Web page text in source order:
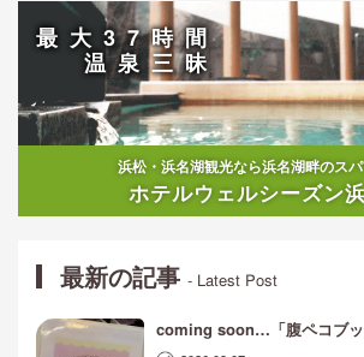
最大37時間
温泉三昧
浜松・浜名湖観光なら浜名湖畔のス
ホテルウェルシーズン
最新の記事- Latest Post
coming soon…「腹ペコブッ